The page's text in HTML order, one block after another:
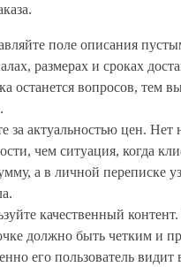
поле описания
размерах и сроках
останется вопросов, тем
за актуальностью цен. Нет
чем ситуация, когда
а в личной переписке
качественный
должно быть четким и
его пользователь видит